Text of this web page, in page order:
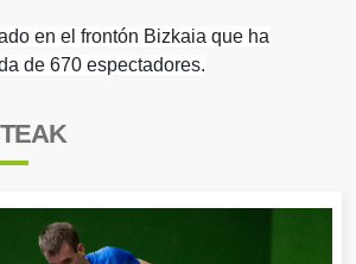
en el frontón Bizkaia que ha
de 670 espectadores.